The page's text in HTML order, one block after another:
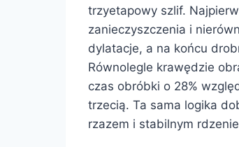
trzyetapowy szlif.
zanieczyszczenia i
dylatacje, a na końcu
Równolegle krawędzie
czas obróbki o 28%
trzecią. Ta sama logika
rzazem i stabilnym